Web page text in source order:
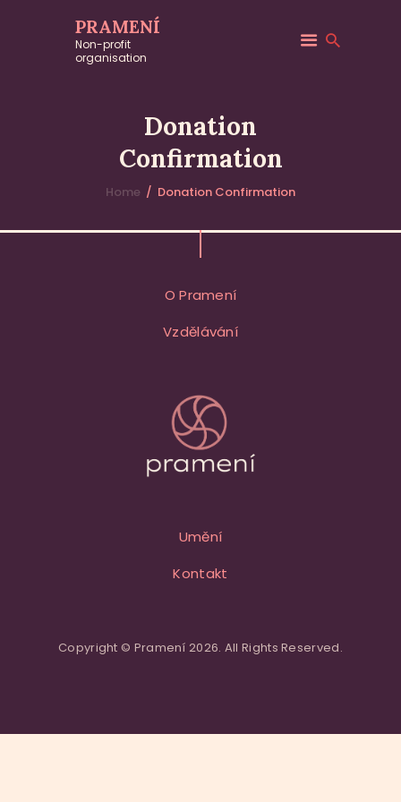
PRAMENÍ
Non-profit
organisation
Donation
Confirmation
Home Donation Confirmation
O Pramení
Vzdělávání
Umění
Kontakt
Copyright © Pramení 2026. All Rights Reserved.